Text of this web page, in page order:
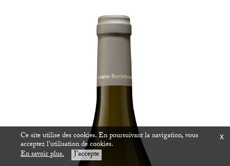
Ce site utilise des cookies. En poursuivant la navigation, vous
acceptez l'utilisation de cookies.
En savoir plus. J'accepte
x